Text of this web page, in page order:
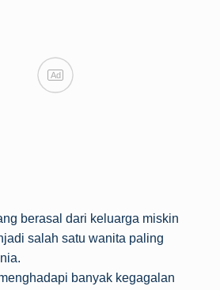
Ad
berasal dari keluarga miskin
salah satu wanita paling
banyak kegagalan